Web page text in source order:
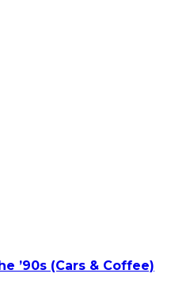
’90s (Cars & Coffee)